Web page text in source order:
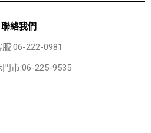
聯絡我們
:06-222-0981
市:06-225-9535